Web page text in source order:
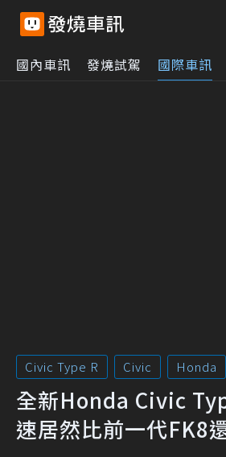
國內車訊 發燒試駕 國際車訊
Civic Type R Civic Honda
全新Honda Civic
速居然比前一代FK8